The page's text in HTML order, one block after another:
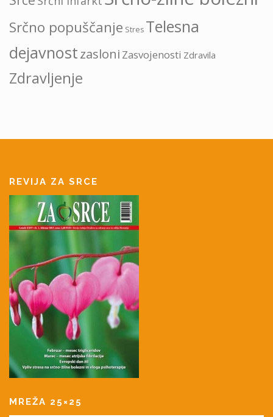
Srčno popuščanje Stres Telesna
dejavnostzasloni Zasvojenosti Zdravila
Zdravljenje
REVIJA ZA SRCE
MREŽA 25×25